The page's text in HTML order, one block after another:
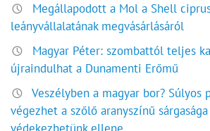
Megállapodott a Mol a Shell
leányvállalatának megvásárlásáról
Magyar Péter: szombattól teljes
újraindulhat a Dunamenti Erőmű
Veszélyben a magyar bor? Súlyos
végezhet a szőlő aranyszínű